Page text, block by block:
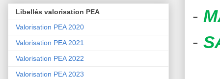
-
-
Libellés valorisation PEA
Valorisation PEA 2020
Valorisation PEA 2021
Valorisation PEA 2022
Valorisation PEA 2023